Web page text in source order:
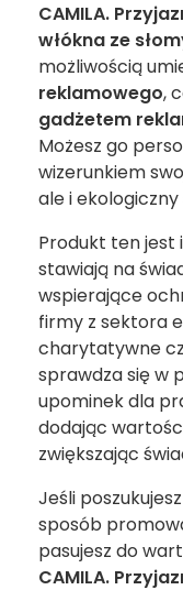
CAMILA.
włókna ze
możliwością
reklamowego,
gadżetem
Możesz go
wizerunkiem
ale i
Produkt ten jest
stawiają na
wspierające
firmy z sektora
charytatywne
sprawdza się w
upominek dla
dodając
zwiększając
Jeśli
sposób
pasujesz do
CAMILA.